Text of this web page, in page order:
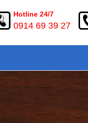
Hotline 24/7
0914 69 39 27